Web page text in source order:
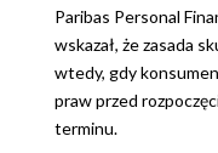
Paribas Personal
wskazał, że zasada
wtedy, gdy
praw przed
terminu.